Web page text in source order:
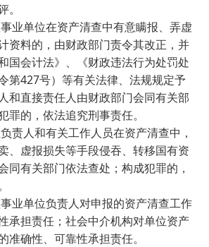
业单位在资产清查中有意瞒报、弄虚
资料的，由财政部门责令其改正，并
国会计法》、《财政违法行为处罚处
第427号）等有关法律、法规规定予
和直接责任人由财政部门会同有关部
罪的，依法追究刑事责任。
责人和有关工作人员在资产清查中，
、虚报损失等手段侵吞、转移国有资
同有关部门依法查处；构成犯罪的，
业单位负责人对申报的资产清查工作
承担责任；社会中介机构对单位资产
准确性、可靠性承担责任。